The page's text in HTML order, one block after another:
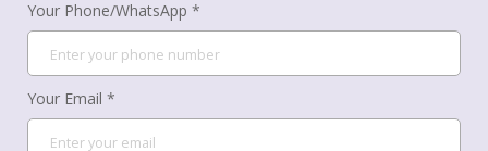
Your Phone/WhatsApp *
Your Email *